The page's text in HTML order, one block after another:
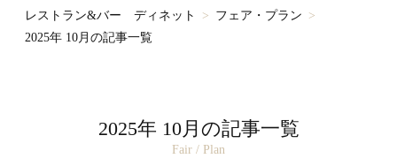
レストラン&バー ディネット
フェア・プラン
2025年 10月の記事一覧
2025年 10月の記事一覧
Fair / Plan